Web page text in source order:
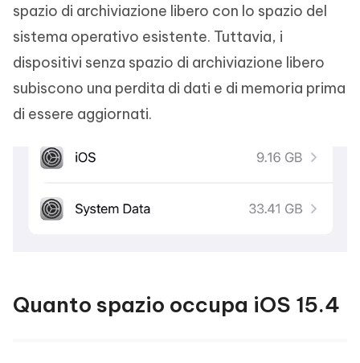
spazio di archiviazione libero con lo spazio del
sistema operativo esistente. Tuttavia, i
dispositivi senza spazio di archiviazione libero
subiscono una perdita di dati e di memoria prima
di essere aggiornati.
Quanto spazio occupa iOS 15.4